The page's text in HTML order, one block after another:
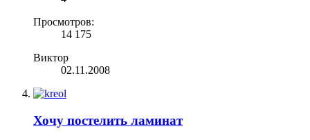
Просмотров:
14 175
Виктор
02.11.2008
Хочу постелить ламинат